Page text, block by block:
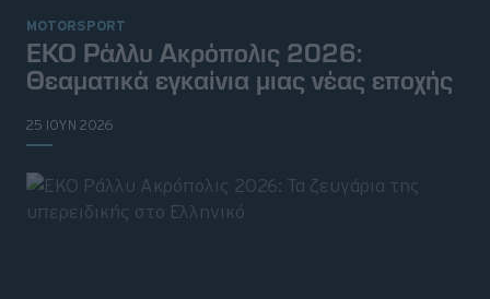
MOTORSPORT
ΕΚΟ Ράλλυ Ακρόπολις 2026:
Θεαματικά εγκαίνια μιας νέας εποχής
25 ΙΟΥΝ 2026